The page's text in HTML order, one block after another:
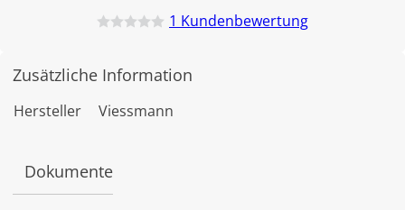
e
e
t
v
1 Kundenbewertung
Zusätzliche Information
Hersteller Viessmann
Dokumente